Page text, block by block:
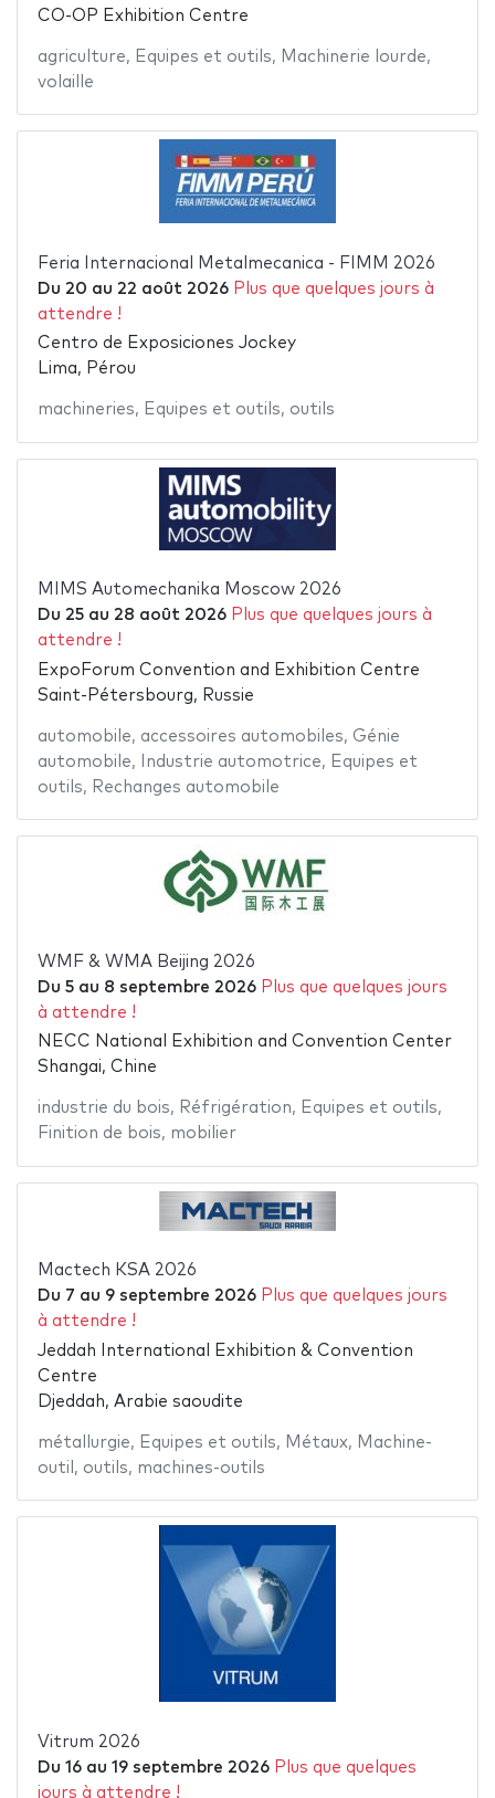
CO-OP Exhibition Centre
agriculture, Equipes et outils, Machinerie lourde,
volaille
Feria Internacional Metalmecanica - FIMM 2026
Du 20 au 22 août 2026 Plus que quelques jours à
attendre !
Centro de Exposiciones Jockey
Lima, Pérou
machineries, Equipes et outils, outils
MIMS Automechanika Moscow 2026
Du 25au 28 août 2026 Plus que quelques jours à
attendre !
ExpoForum Convention and Exhibition Centre
Saint-Pétersbourg, Russie
automobile, accessoires automobiles, Génie
automobile, Industrie automotrice, Equipes et
outils, Rechanges automobile
WMF & WMA Beijing 2026
Du 5au 8 septembre 2026 Plus que quelques jours
à attendre !
NECC National Exhibition and Convention Center
Shangai, Chine
industrie du bois, Réfrigération, Equipes et outils,
Finition de bois, mobilier
Mactech KSA 2026
Du 7 au 9 septembre 2026 Plus que quelques jours
à attendre !
Jeddah International Exhibition & Convention
Centre
Djeddah, Arabie saoudite
métallurgie, Equipes et outils, Métaux, Machine-
outil , outils, machines-outils
Vitrum 2026
Du 16au 19 septembre 2026 Plus que quelques
jours à attendre !